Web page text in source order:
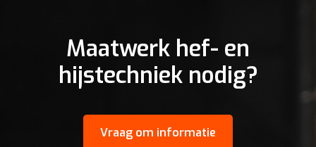
Maatwerk hef- en
hijstechniek nodig?
Vraag om informatie